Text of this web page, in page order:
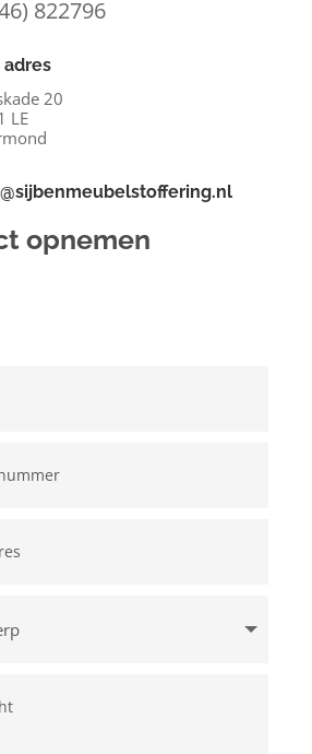
822796
adres
20
LE
opnemen